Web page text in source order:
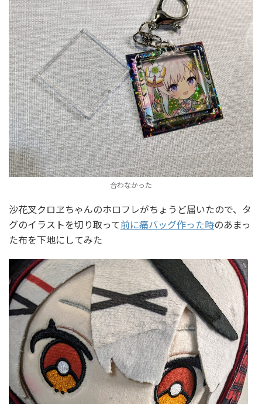
合わなかった
沙花叉クロヱちゃんのホロフレがちょうど届いたので、タ
グのイラストを切り取って前に痛バッグ作った時のあまっ
た布を下地にしてみた